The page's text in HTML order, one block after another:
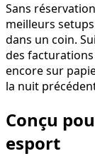
Sans
meilleurs
dans un coin.
des
encore sur
la nuit
Conçu
esport